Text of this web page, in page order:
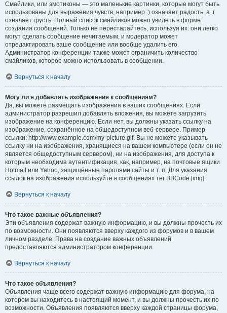
Смайлики, или эмотиконы — это маленькие картинки, которые могут быть
использованы для выражения чувств, например :) означает радость, а :(
означает грусть. Полный список смайликов можно увидеть в форме
создания сообщений. Только не перестарайтесь, используя их: они легко
могут сделать сообщение нечитаемым, и модератор может
отредактировать ваше сообщение или вообще удалить его.
Администратор конференции также может ограничить количество
смайликов, которое можно использовать в сообщении.
Вернуться к началу
Могу ли я добавлять изображения к сообщениям?
Да, вы можете размещать изображения в ваших сообщениях. Если
администратор разрешил добавлять вложения, вы можете загрузить
изображение на конференцию. Если нет, вы должны указать ссылку на
изображение, сохранённое на общедоступном веб-сервере. Пример
ссылки: http://www.example.com/my-picture.gif. Вы не можете указывать
ссылку ни на изображения, хранящиеся на вашем компьютере (если он не
является общедоступным сервером), ни на изображения, для доступа к
которым необходима аутентификация, как, например, на почтовые ящики
Hotmail или Yahoo, защищённые паролями сайты и т. п. Для указания
ссылок на изображения используйте в сообщениях тег BBCode [img].
Вернуться к началу
Что такое важные объявления?
Эти объявления содержат важную информацию, и вы должны прочесть их
по возможности. Они появляются вверху каждого из форумов и в вашем
личном разделе. Права на создание важных объявлений
предоставляются администратором конференции.
Вернуться к началу
Что такое объявления?
Объявления чаще всего содержат важную информацию для форума, на
котором вы находитесь в настоящий момент, и вы должны прочесть их по
возможности. Объявления появляются вверху каждой страницы форума,